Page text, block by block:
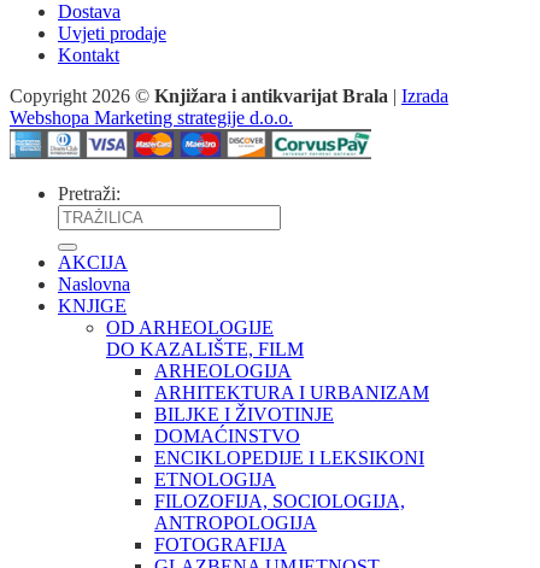
Dostava
Uvjeti prodaje
Kontakt
Copyright 2026 © Knjižara i antikvarijat Brala | Izrada
Webshopa Marketing strategije d.o.o.
Pretraži:
AKCIJA
Naslovna
KNJIGE
OD ARHEOLOGIJE
DO KAZALIŠTE, FILM
ARHEOLOGIJA
ARHITEKTURA I URBANIZAM
BILJKE I ŽIVOTINJE
DOMAĆINSTVO
ENCIKLOPEDIJE I LEKSIKONI
ETNOLOGIJA
FILOZOFIJA, SOCIOLOGIJA,
ANTROPOLOGIJA
FOTOGRAFIJA